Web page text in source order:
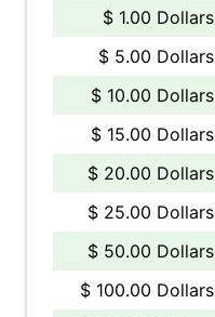
$ 1.00 Dollars
$ 5.00 Dollars
$ 10.00 Dollars
$ 15.00 Dollars
$ 20.00 Dollars
$ 25.00 Dollars
$ 50.00 Dollars
$ 100.00 Dollars